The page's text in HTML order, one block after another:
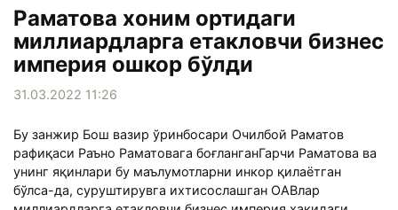
Раматова хоним ортидаги
миллиардларга етакловчи бизнес
империя ошкор бўлди
31.03.2022 11:26
Бу занжир Бош вазир ўринбосари Очилбой Раматов
рафиқаси Раъно Раматовага боғланганГарчи Раматова ва
унинг яқинлари бу маълумотларни инкор қилаётган
бўлса-да, суруштирувга ихтисослашган ОАВлар